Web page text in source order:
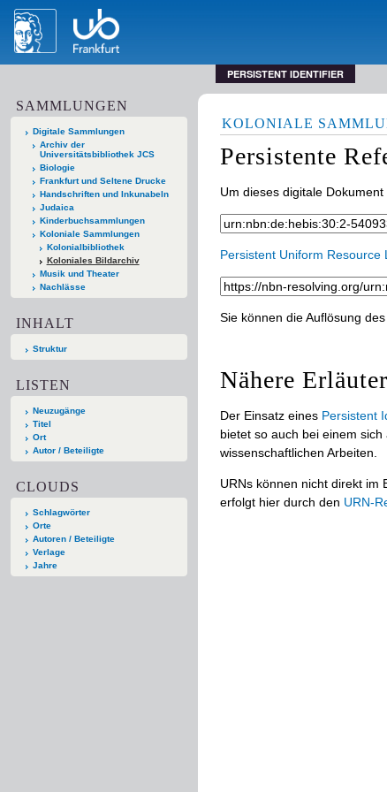
PERSISTENT IDENTIFIER
SAMMLUNGEN
Digitale Sammlungen
Archiv der
Universitätsbibliothek JCS
Biologie
Frankfurt und Seltene Drucke
Handschriften und Inkunabeln
Judaica
Kinderbuchsammlungen
Koloniale Sammlungen
Kolonialbibliothek
Koloniales Bildarchiv
Musik und Theater
Nachlässe
INHALT
Struktur
LISTEN
Neuzugänge
Titel
Ort
Autor / Beteiligte
CLOUDS
Schlagwörter
Orte
Autoren / Beteiligte
Verlage
Jahre
KOLONIALE
Persistente
Um dieses digitale
Persistent Uniform Resource
Sie können die Auflösung
Nähere
Der Einsatz eines Persistent
bietet so auch bei einem sich
wissenschaftlichen Arbeiten.
URNs können nicht direkt im
erfolgt hier durch den URN-